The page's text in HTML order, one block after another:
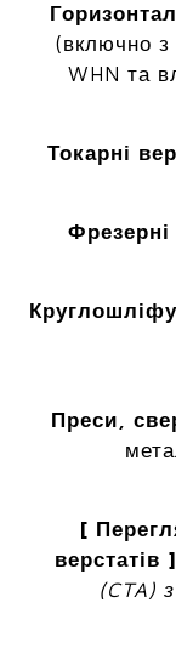
(включно з
WHN та
Токарні
Фрезерні
Преси,
[
верстатів ]
(CTA)